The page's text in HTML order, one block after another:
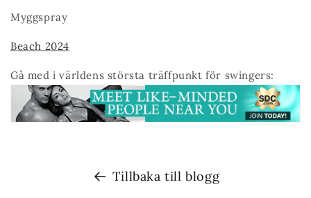
Myggspray
Beach 2024
Gå med i världens största träffpunkt för swingers:
Tillbaka till blogg